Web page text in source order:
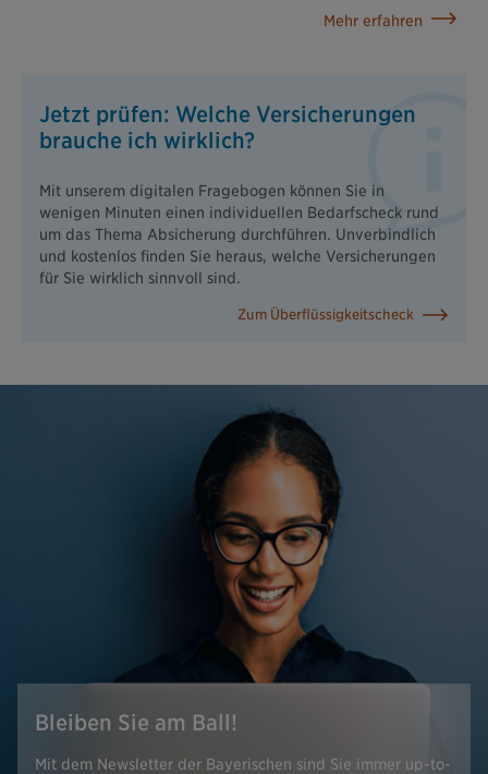
Mehr erfahren
Jetzt prüfen: Welche Versicherungen
brauche ich wirklich?
Mit unserem digitalen Fragebogen können Sie in
wenigen Minuten einen individuellen Bedarfscheck rund
um das Thema Absicherung durchführen. Unverbindlich
und kostenlos finden Sie heraus, welche Versicherungen
für Sie wirklich sinnvoll sind.
Zum Überflüssigkeitscheck
Bleiben Sie am Ball!
Mit dem Newsletter der Bayerischen sind Sie immer up-to-